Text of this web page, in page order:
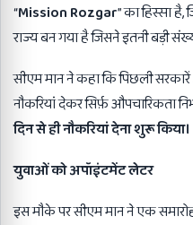
“Mission Rozgar” का हिस्सा
राज्य बन गया है जिसने इतनी बड़ी
सीएम मान ने कहा कि पिछली
नौकरियां देकर सिर्फ़ औपचारिकता
दिन से ही नौकरियां देना शुरू किया।
युवाओं को अपॉइंटमेंट लेटर
इस मौके पर सीएम मान ने एक